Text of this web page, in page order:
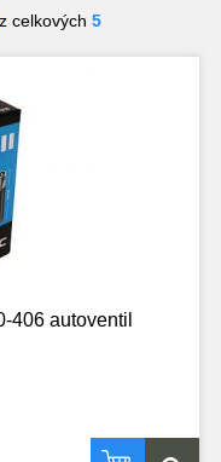
z celkových 5
406 autoventil